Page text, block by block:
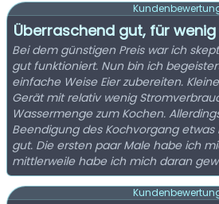
Überraschend gut, für
Bei dem günstigen Preis war ich
gut funktioniert. Nun bin ich
einfache Weise Eier zubereiten.
Gerät mit relativ wenig
Wassermenge zum Kochen.
Beendigung des Kochvorgang etwas
gut. Die ersten paar Male habe ich
mittlerweile habe ich mich daran